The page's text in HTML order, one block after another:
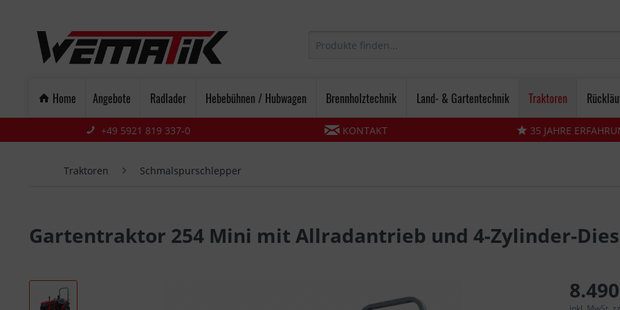
Home Angebote Radlader Hebebühnen / Hubwagen Brennholztechnik Land- & Gartentechnik Traktoren
+49 5921 819 337-0 KONTAKT 35 JAHRE
Traktoren Schmalspurschlepper
Gartentraktor 254 Mini mit Allradantrieb und 4-Zylinder-